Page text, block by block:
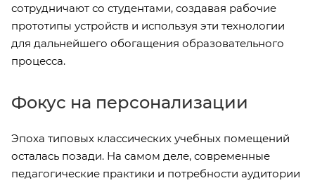
сотрудничают со студентами, создавая рабочие
прототипы устройств и используя эти технологии
для дальнейшего обогащения образовательного
процесса.
Фокус на персонализации
Эпоха типовых классических учебных помещений
осталась позади. На самом деле, современные
педагогические практики и потребности аудитории